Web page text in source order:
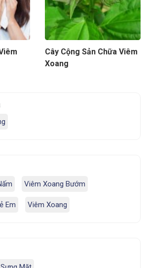
Cây Cộng Sản Chữa Viêm
Xoang
Viêm Xoang Bướm
Em Viêm Xoang